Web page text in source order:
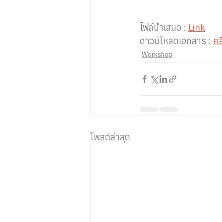
ไฟล์นำเสนอ : Link
ดาวน์โหลดเอกสาร : ค
Workshop
โพสต์ล่าสุด